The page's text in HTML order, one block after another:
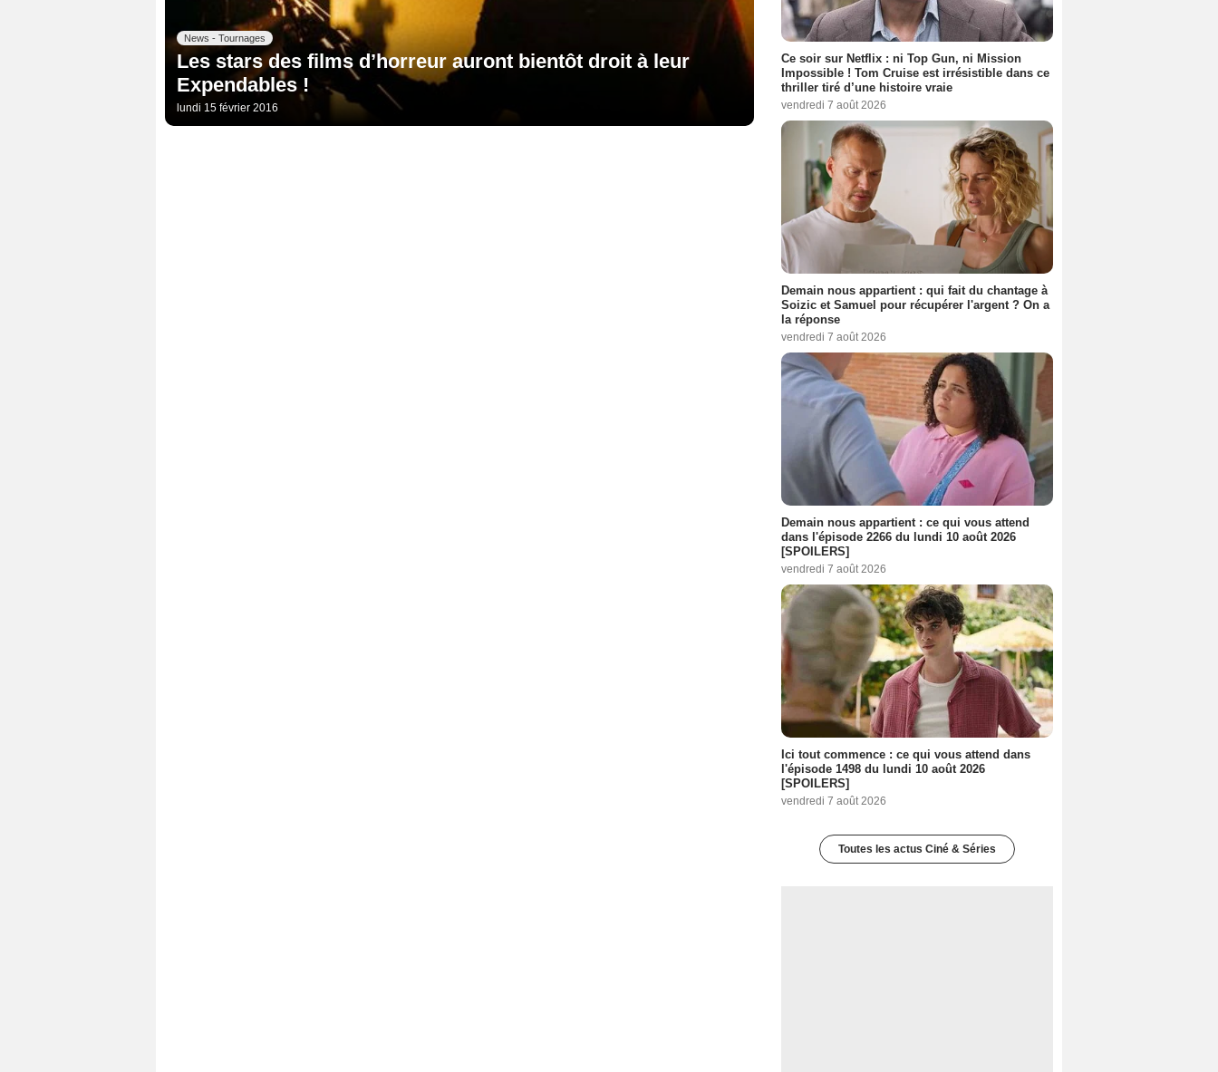
News - Tournages
Les stars des films d’horreur auront bientôt droit à leur
Expendables !
lundi 15 février 2016
Ce soir sur Netflix : ni Top Gun, ni Mission
Impossible ! Tom Cruise est irrésistible dans ce
thriller tiré d’une histoire vraie
vendredi 7 août 2026
Demain nous appartient : qui fait du chantage à
Soizic et Samuel pour récupérer l'argent ? On a
la réponse
vendredi 7 août 2026
Demain nous appartient : ce qui vous attend
dans l'épisode 2266 du lundi 10 août 2026
[SPOILERS]
vendredi 7 août 2026
Ici tout commence : ce qui vous attend dans
l'épisode 1498 du lundi 10 août 2026
[SPOILERS]
vendredi 7 août 2026
Toutes les actus Ciné & Séries